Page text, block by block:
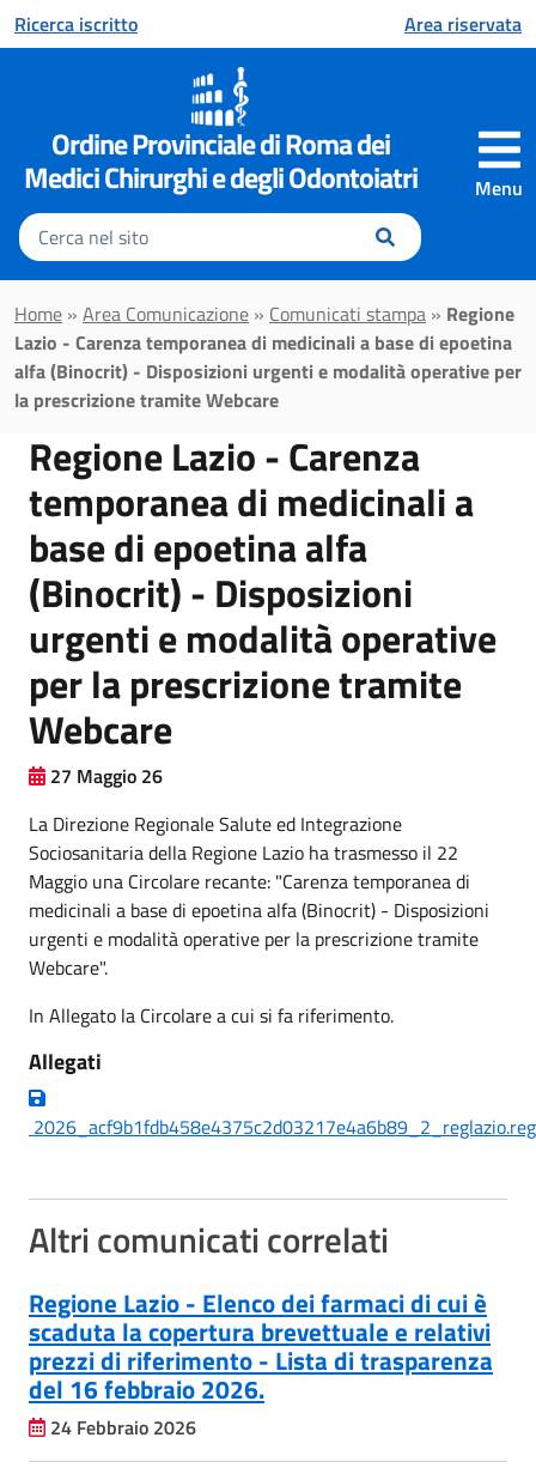
al contenuto principale
Ricerca iscritto Area riservata
Menu
Ordine Provinciale di Roma dei
Medici Chirurghi e degli Odontoiatri
Inserisci
il
testo
da
cercare
Home » Area Comunicazione » Comunicati stampa » Regione
Lazio - Carenza temporanea di medicinali a base di epoetina
alfa (Binocrit) - Disposizioni urgenti e modalità operative per
la prescrizione tramite Webcare
Regione Lazio - Carenza
temporanea di medicinali a
base di epoetina alfa
(Binocrit) - Disposizioni
urgenti e modalità operative
per la prescrizione tramite
Webcare
27 Maggio 26
La Direzione Regionale Salute ed Integrazione
Sociosanitaria della Regione Lazio ha trasmesso il 22
Maggio una Circolare recante: "Carenza temporanea di
medicinali a base di epoetina alfa (Binocrit) - Disposizioni
urgenti e modalità operative per la prescrizione tramite
Webcare".
In Allegato la Circolare a cui si fa riferimento.
Allegati
Altri comunicati correlati
Regione Lazio - Elenco dei farmaci di cui è
scaduta la copertura brevettuale e relativi
prezzi di riferimento - Lista di trasparenza
del 16 febbraio 2026.
24 Febbraio 2026